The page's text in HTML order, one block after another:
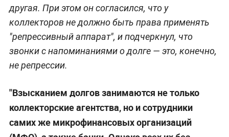
другая. При этом он согласился, что у
коллекторов не должно быть права применять
"репрессивный аппарат", и подчеркнул, что
звонки с напоминаниями о долге — это, конечно,
не репрессии.
"Взысканием долгов занимаются не только
коллекторские агентства, но и сотрудники
самих же микрофинансовых организаций